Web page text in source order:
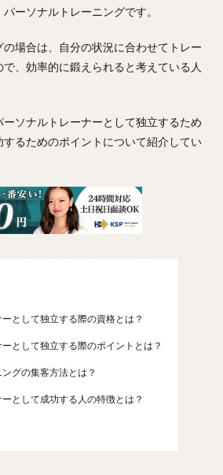
ーソナルトレーニングです。
場合は、自分の状況に合わせてトレー
、効率的に鍛えられると考えている人
ソナルトレーナーとして独立するため
るためのポイントについて紹介してい
として独立する際の資格とは？
として独立する際のポイントとは？
グの集客方法とは？
として成功する人の特徴とは？